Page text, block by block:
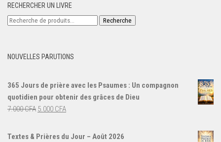
RECHERCHER UN LIVRE
Recherche
Recherche
NOUVELLES PARUTIONS
365 Jours de prière avec les Psaumes : Un compagnon
quotidien pour obtenir des grâces de Dieu
7.000CFA Le
initial
5.000 CFALe
actuel
Textes & Prières du Jour – Août 2026